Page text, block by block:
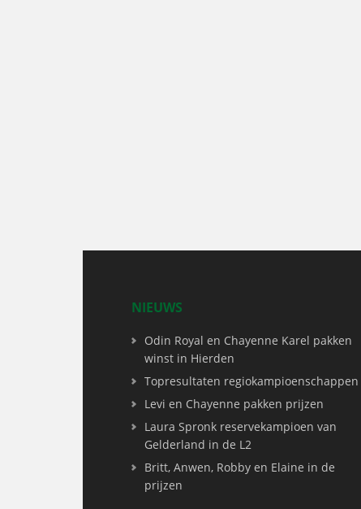
NIEUWS
Odin Royal en Chayenne Karel pakken
winst in Hierden
Topresultaten regiokampioenschappen
Levi en Chayenne pakken prijzen
Laura Spronk reservekampioen van
Gelderland in de L2
Britt, Anwen, Robby en Elaine in de
prijzen